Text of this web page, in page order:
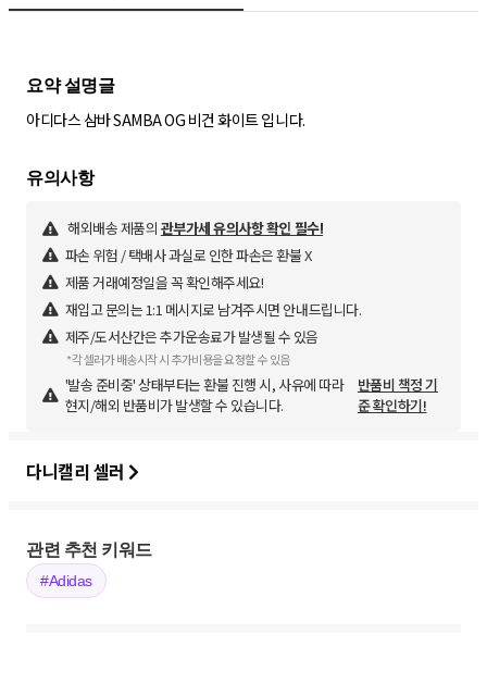
요약 설명글
아디다스 삼바 SAMBA OG 비건 화이트 입니다.
유의사항
해외배송 제품의 관부가세 유의사항 확인 필수!
파손 위험 / 택배사 과실로 인한 파손은 환불 X
제품 거래예정일을 꼭 확인해주세요!
재입고 문의는 1:1 메시지로 남겨주시면 안내드립니다.
제주/도서산간은 추가운송료가 발생될 수 있음
*각 셀러가 배송시작 시 추가비용을 요청할 수 있음
'발송 준비중' 상태부터는 환불 진행 시, 사유에 따라
현지/해외 반품비가 발생할 수 있습니다.
반품비 책정 기
준 확인하기!
다니캘리 셀러
관련 추천 키워드
#Adidas